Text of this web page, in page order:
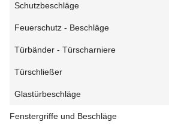
Schutzbeschläge
Feuerschutz - Beschläge
Türbänder - Türscharniere
Türschließer
Glastürbeschläge
Fenstergriffe und Beschläge